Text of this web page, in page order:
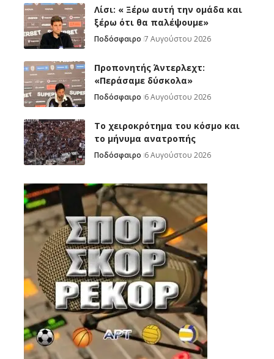
Λίσι: « Ξέρω αυτή την ομάδα και
ξέρω ότι θα παλέψουμε»
Ποδόσφαιρο 7 Αυγούστου 2026
Προπονητής Άντερλεχτ:
«Περάσαμε δύσκολα»
Ποδόσφαιρο 6 Αυγούστου 2026
Το χειροκρότημα του κόσμο και
το μήνυμα ανατροπής
Ποδόσφαιρο 6 Αυγούστου 2026